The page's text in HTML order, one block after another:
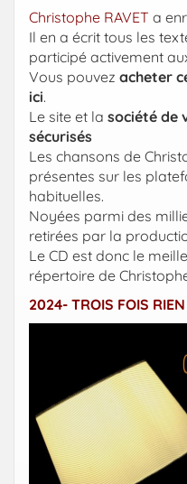
Christophe RAVET a
Il en a écrit tous les
participé activement
Vous pouvez acheter
ici.
Le site et la société de
sécurisés
Les chansons de
présentes sur les
habituelles.
Noyées parmi des
retirées par la
Le CD est donc le
répertoire de
2024- TROIS FOIS RIEN